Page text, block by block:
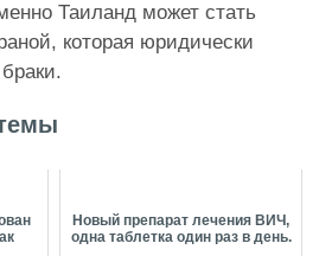
Таиланд может стать
которая юридически
Новый препарат лечения ВИЧ,
одна таблетка один раз в день.